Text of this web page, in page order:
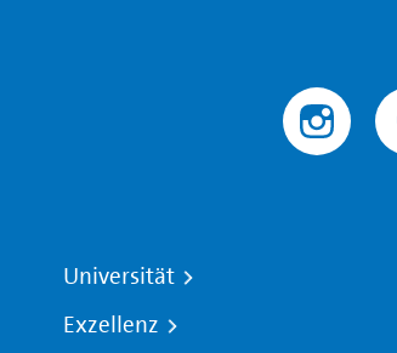
Universität
Exzellenz